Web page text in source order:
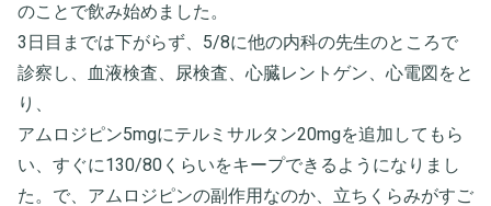
のことで飲み始めました。
3日目までは下がらず、5/8に他の内科の先生のところで
診察し、血液検査、尿検査、心臓レントゲン、心電図をと
り、
アムロジピン5mgにテルミサルタン20mgを追加してもら
い、すぐに130/80くらいをキープできるようになりまし
た。で、アムロジピンの副作用なのか、立ちくらみがすご